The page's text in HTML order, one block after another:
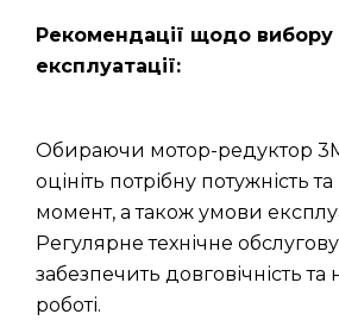
Рекомендації щодо вибору
експлуатації:
Обираючи мотор-редуктор
оцініть потрібну потужність
момент, а також умови
Регулярне технічне
забезпечить довговічність та
роботі.